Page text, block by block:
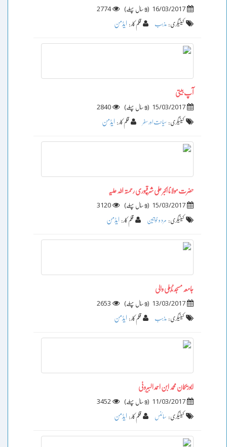
16/03/2017
(9 سال پہلے )
2774
کیٹیگری : مذہب قلم کار : ایڈمن
آپ بیتی
15/03/2017
(9 سال پہلے )
2840
کیٹیگری : سیاحت اور سفر قلم کار : ایڈمن
حضرت مولانا اکبر علی شرقپوری رحمتہ اللہ علیہ
15/03/2017
(9 سال پہلے )
3120
کیٹیگری : مرد و خواتین قلم کار : ایڈمن
جامعہ مسجد ٹاہلی والی
13/03/2017
(9 سال پہلے )
2653
کیٹیگری : مذہب قلم کار : ایڈمن
ابوریحان محمد ابن احمد البیرونی
11/03/2017
(9 سال پہلے )
3452
کیٹیگری : سائنس قلم کار : ایڈمن